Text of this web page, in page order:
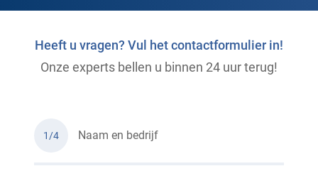
Heeft u vragen? Vul het contactformulier in!
Onze experts bellen u binnen 24 uur terug!
1/4 Naam en bedrijf